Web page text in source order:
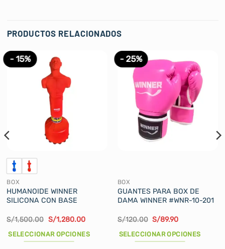
PRODUCTOS RELACIONADOS
- 15%
BOX
HUMANOIDE WINNER
SILICONA CON BASE
S/1,500.00 El
original
era:
S/1,280.00El
actual
SELECCIONAR OPCIONES
- 25%
BOX
GUANTES PARA BOX DE
DAMA WINNER #WNR-10-201
S/120.00 El
original
era:
S/89.90El
actual
es:
SELECCIONAR OPCIONES